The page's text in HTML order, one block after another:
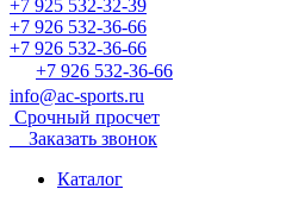
+7 925 532-32-39
+7 926 532-36-66
+7 926 532-36-66
+7 926 532-36-66
info@ac-sports.ru
Срочный просчет
Заказать звонок
Каталог